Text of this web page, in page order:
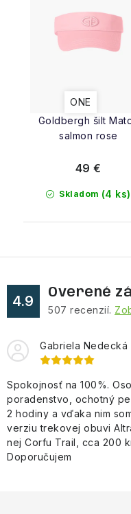
Goldbergh šilt
salmon rose
ONE
Skladom (4 ks)
49 €
4.9
Overené
507 recenzií.
Gabriela Nedecká
Spokojnosť na 100%.
poradenstvo, ochotný
2 hodiny a vďaka nim
verziu trekovej obuvi
nej Corfu Trail, cca 200
Doporučujem